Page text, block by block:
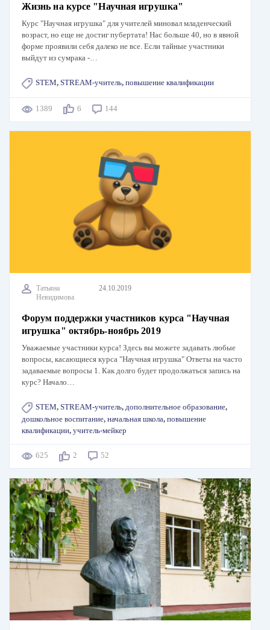
Жизнь на курсе "Научная игрушка"
Курс "Научная игрушка" для учителей миновал младенческий
возраст, но еще не достиг пубертата! Нас больше 40, но в явной
форме проявили себя далеко не все. Если тайные участники
выйдут из сумрака -…
STEM, STREAM-учитель, повышение квалификации
1389 6 144
Татьяна
Невидимова
24.10.2019
Форум поддержки участников курса "Научная
игрушка" октябрь-ноябрь 2019
Уважаемые участники курса! Здесь вы можете задавать любые
вопросы, касающиеся курса "Научная игрушка" Ответы на часто
задаваемые вопросы 1. Как долго будет продолжаться запись на
курс? Начало…
STEM, STREAM-учитель, дополнительное образование,
дошкольное воспитание, начальная школа, повышение
квалификации, учитель-мейкер
625 2 52